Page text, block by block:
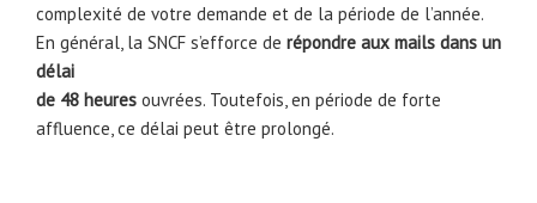
complexité de votre demande et de la période de l’année.
En général, la SNCF s’efforce de répondre aux mails dans un
délai
de 48 heures ouvrées. Toutefois, en période de forte
affluence, ce délai peut être prolongé.